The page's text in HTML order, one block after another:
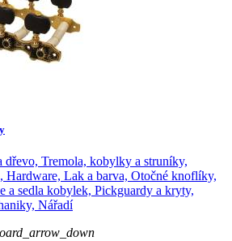
dřevo, Tremola, kobylky a struníky,
Hardware, Lak a barva, Otočné knoflíky,
a sedla kobylek, Pickguardy a kryty,
Nářadí